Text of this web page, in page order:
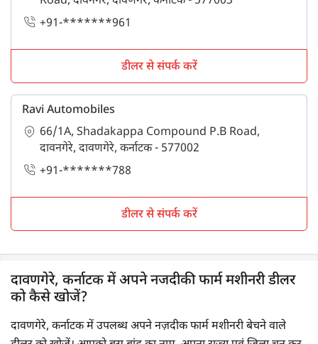
+91-*******961
डीलर से संपर्क करें
Ravi Automobiles
66/1A, Shadakappa Compound P.B Road,
दावनगेरे, दावणगेरे, कर्नाटक - 577002
+91-*******788
डीलर से संपर्क करें
दावणगेरे, कर्नाटक में अपने नजदीकी फार्म मशीनरी डीलर
को कैसे खोजें?
दावणगेरे, कर्नाटक में उपलब्ध अपने नज़दीक फार्म मशीनरी बेचने वाले